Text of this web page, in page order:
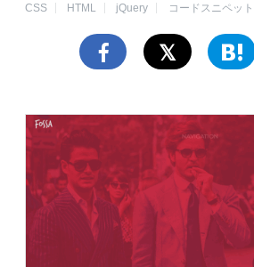
CSS
HTML jQuery コードスニペット